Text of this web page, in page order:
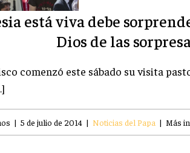
está viva debe
Dios de las
comenzó este sábado su visita
| 5 de julio de 2014 | Noticias del Papa | Más